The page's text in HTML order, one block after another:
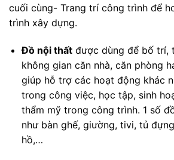
cuối cùng- Trang trí công trình để
trình xây dựng.
Đồ nội thấtđược dùng để bố trí,
không gian căn nhà, căn phòng
giúp hỗ trợ các hoạt động khác
trong công việc, học tập, sinh
thẩm mỹ trong công trình. 1 số
như bàn ghế, giường, tivi, tủ
hồ,…